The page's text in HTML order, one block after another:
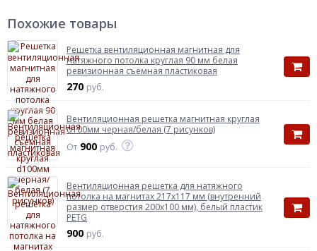
Похожие товары
Решетка вентиляционная магнитная для
натяжного потолка круглая 90 мм белая
ревизионная съемная пластиковая
270 руб.
Вентиляционная решетка магнитная круглая
d100мм черная/белая (7 рисунков)
От 900 руб.
Вентиляционная решетка для натяжного
потолка на магнитах 217x117 мм (внутренний
размер отверстия 200x100 мм), белый пластик
PETG
900 руб.